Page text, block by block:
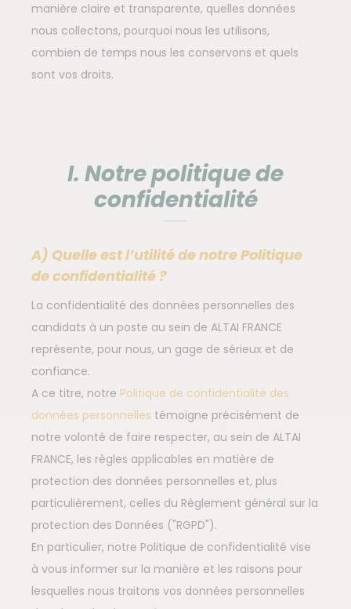
manière claire et transparente, quelles données
nous collectons, pourquoi nous les utilisons,
combien de temps nous les conservons et quels
sont vos droits.
I. Notre politique de
confidentialité
A) Quelle est l’utilité de notre Politique
de confidentialité ?
La confidentialité des données personnelles des
candidats à un poste au sein de ALTAI FRANCE
représente, pour nous, un gage de sérieux et de
confiance.
A ce titre, notre Politique de confidentialité des
données personnelles témoigne précisément de
notre volonté de faire respecter, au sein de ALTAI
FRANCE, les règles applicables en matière de
protection des données personnelles et, plus
particulièrement, celles du Règlement général sur la
protection des Données ("RGPD").
En particulier, notre Politique de confidentialité vise
à vous informer sur la manière et les raisons pour
lesquelles nous traitons vos données personnelles